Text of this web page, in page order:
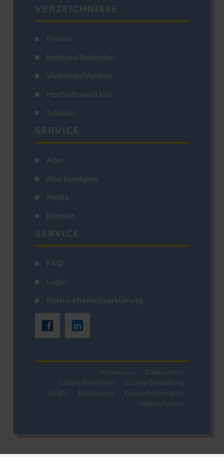
VERZEICHNISSE
Firmen
Institute/Behörden
Verbände/Vereine
Hochschulen/Unis
Schulen
SERVICE
Abo
Abo kündigen
Media
Kontakt
SERVICE
FAQ
Login
Barrierefreiheitserklärung
Impressum
Datenschutz
Cookie-Richtlinien
Cookie-Einstellung
AGB's
Mediadaten
Kundeninformation
Widerrufsrecht